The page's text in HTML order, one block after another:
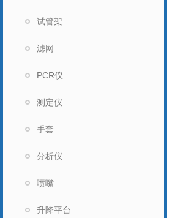
试管架
滤网
PCR仪
测定仪
手套
分析仪
喷嘴
升降平台